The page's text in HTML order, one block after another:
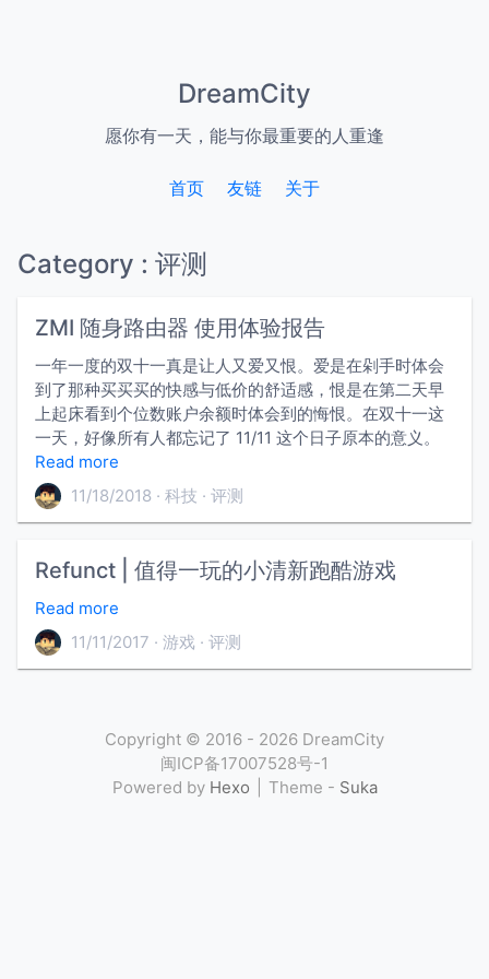
DreamCity
愿你有一天，能与你最重要的人重逢
首页 友链 关于
Category : 评测
ZMI 随身路由器 使用体验报告
一年一度的双十一真是让人又爱又恨。爱是在剁手时体会
到了那种买买买的快感与低价的舒适感，恨是在第二天早
上起床看到个位数账户余额时体会到的悔恨。在双十一这
一天，好像所有人都忘记了 11/11 这个日子原本的意义。
Read more
11/18/2018
科技 评测
Refunct | 值得一玩的小清新跑酷游戏
Read more
11/11/2017
游戏 评测
Copyright © 2016 - 2026 DreamCity
闽ICP备17007528号-1
Powered by Hexo Theme - Suka